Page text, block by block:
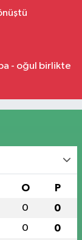
- oğul birlikte
O P
0 0
0 0